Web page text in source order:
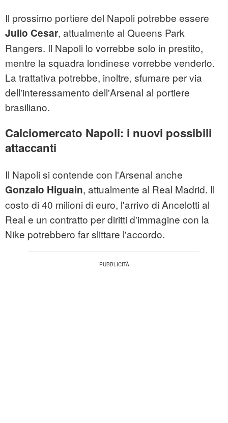
Il prossimo portiere del Napoli potrebbe essere
Julio Cesar, attualmente al Queens Park
Rangers. Il Napoli lo vorrebbe solo in prestito,
mentre la squadra londinese vorrebbe venderlo.
La trattativa potrebbe, inoltre, sfumare per via
dell'interessamento dell'Arsenal al portiere
brasiliano.
Calciomercato Napoli: i nuovi possibili
attaccanti
Il Napoli si contende con l'Arsenal anche
Gonzalo Higuain, attualmente al Real Madrid. Il
costo di 40 milioni di euro, l'arrivo di Ancelotti al
Real e un contratto per diritti d'immagine con la
Nike potrebbero far slittare l'accordo.